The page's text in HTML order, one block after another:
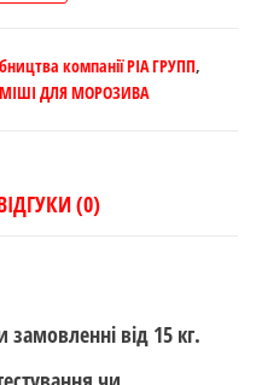
компанії РІА ГРУПП,
ДЛЯ МОРОЗИВА
(0)
від 15 кг.